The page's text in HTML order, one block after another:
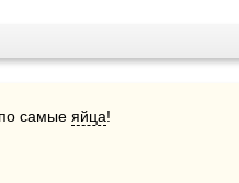
по самые яйца!